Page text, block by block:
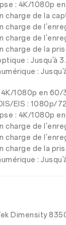
: 4K/1080p
charge de la
charge de
charge de
charge de la
: Jusqu'à
:
4K/1080p en
EIS : 1080p/
: 4K/1080p
charge de
charge de
charge de la
:
Dimensity